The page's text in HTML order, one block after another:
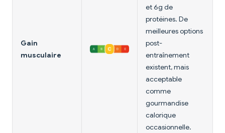
Gain
musculaire
et 6g de
protéines. De
meilleures options
post-
entraînement
existent, mais
acceptable
comme
gourmandise
calorique
occasionnelle.